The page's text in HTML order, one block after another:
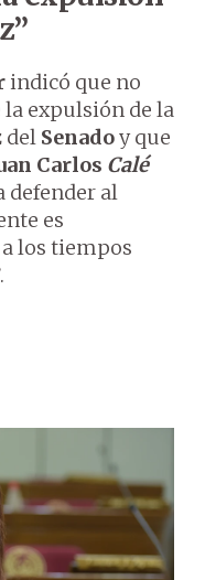
indicó que no
la expulsión de la
del Senadoy que
Carlos Calé
defender al
es
los tiempos